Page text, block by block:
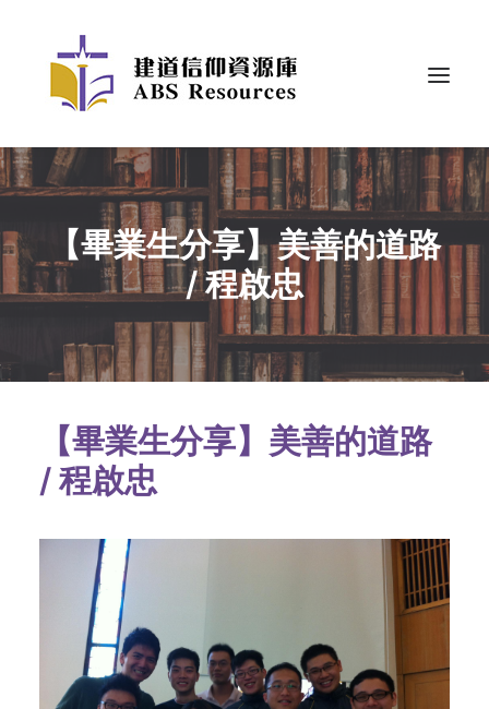
【畢業生分享】美善的道路
/ 程啟忠
【畢業生分享】美善的道路
/ 程啟忠